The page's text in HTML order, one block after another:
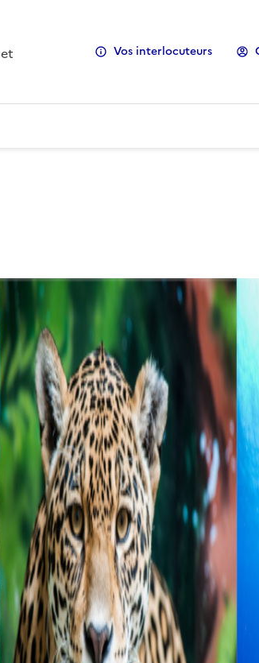
Vos interlocuteurs